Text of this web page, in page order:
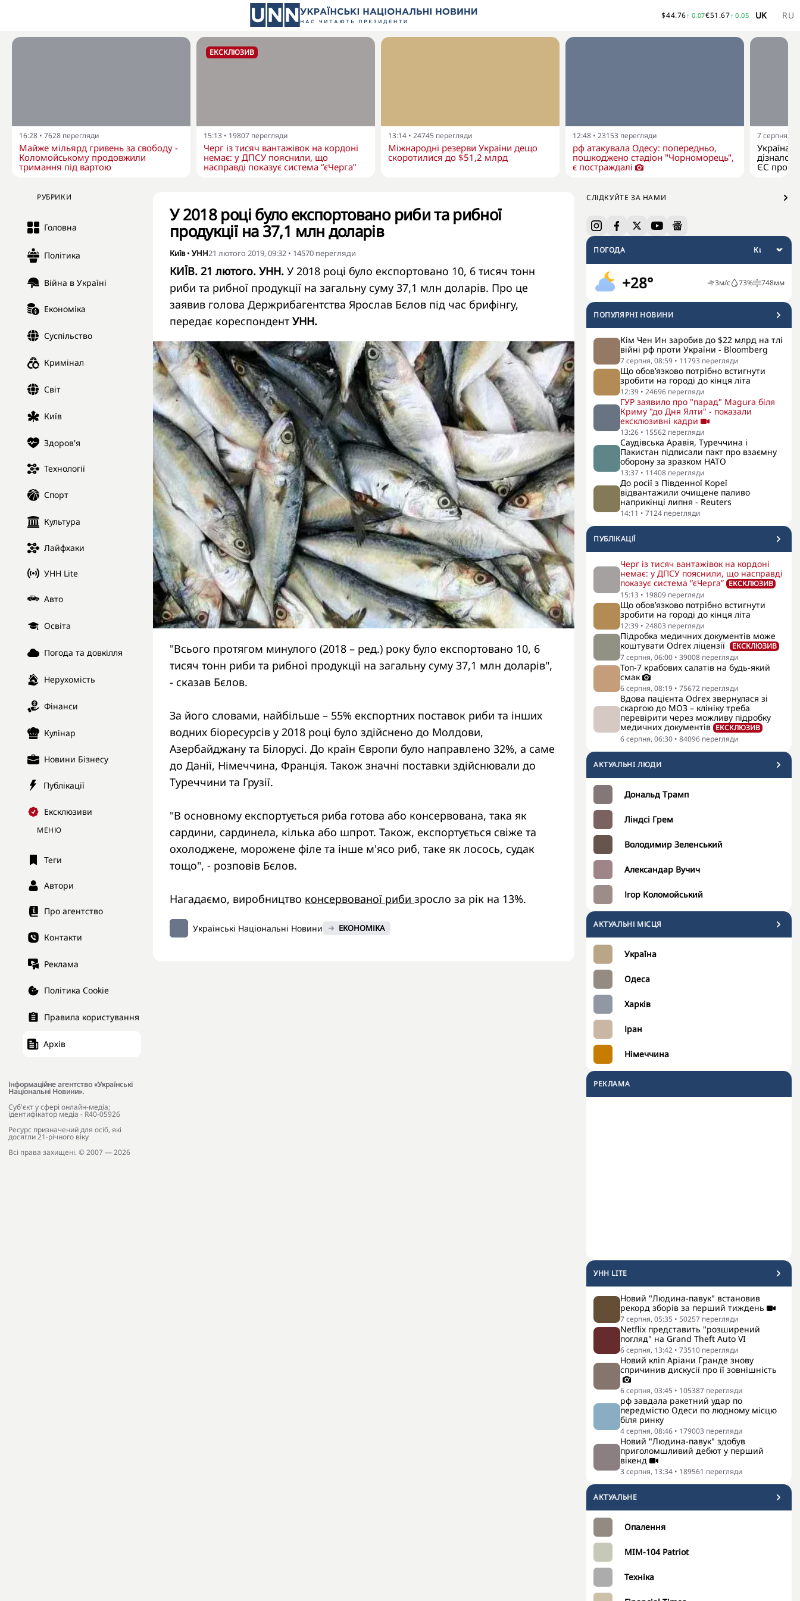
$44.76↑ 0.07€51.67↑ 0.05 UK RU
16:28 • 7628 перегляди
Майже мільярд гривень за свободу -
Коломойському продовжили
тримання під вартою
ЕКСКЛЮЗИВ
15:13 • 19807 перегляди
Черг із тисяч вантажівок на кордоні
немає: у ДПСУ пояснили, що
насправді показує система “єЧерга”
13:14 • 24745 перегляди
Міжнародні резерви України дещо
скоротилися до $51,2 млрд
12:48 • 23153 перегляди
рф атакувала Одесу: попередньо,
пошкоджено стадіон "Чорноморець",
є постраждалі
7 серпня,
Україна
ЄС про
РУБРИКИ
Головна
Політика
Війна в Україні
Економіка
Суспільство
Кримінал
Світ
Київ
Здоров'я
Технології
Спорт
Культура
Лайфхаки
УНН Lite
Авто
Освіта
Погода та довкілля
Нерухомість
Фінанси
Кулінар
Новини Бізнесу
Публікації
Ексклюзиви
МЕНЮ
Теги
Автори
Про агентство
Контакти
Реклама
Політика Cookie
Правила користування
Архів
Інформаційне агентство «Українські
Національні Новини».
Cуб'єкт у сфері онлайн-медіа;
ідентифікатор медіа - R40-05926
Ресурс призначений для осіб, які
досягли 21-річного віку
Всі права захищені. © 2007 — 2026
СЛІДКУЙТЕ ЗА НАМИ
ПОГОДА
+28° 3м/с 73% 748мм
ПОПУЛЯРНI НОВИНИ
Кім Чен Ин заробив до $22 млрд на тлі
війні рф проти України - Bloomberg
7 серпня, 08:59 • 11793 перегляди
Що обов’язково потрібно встигнути
зробити на городі до кінця літа
12:39 • 24696 перегляди
ГУР заявило про "парад" Magura біля
Криму "до Дня Ялти" - показали
ексклюзивні кадри
13:26 • 15562 перегляди
Саудівська Аравія, Туреччина і
Пакистан підписали пакт про взаємну
оборону за зразком НАТО
13:37 • 11408 перегляди
До росії з Південної Кореї
відвантажили очищене паливо
наприкінці липня - Reuters
14:11 • 7124 перегляди
ПУБЛІКАЦІЇ
Черг із тисяч вантажівок на кордоні
немає: у ДПСУ пояснили, що насправді
показує система “єЧерга” ЕКСКЛЮЗИВ
15:13 • 19809 перегляди
Що обов’язково потрібно встигнути
зробити на городі до кінця літа
12:39 • 24803 перегляди
Підробка медичних документів може
коштувати Odrex ліцензії
ЕКСКЛЮЗИВ
7 серпня, 06:00 • 39008 перегляди
Топ-7 крабових салатів на будь-який
смак
6 серпня, 08:19 • 75672 перегляди
Вдова пацієнта Odrex звернулася зі
скаргою до МОЗ – клініку треба
перевірити через можливу підробку
медичних документів ЕКСКЛЮЗИВ
6 серпня, 06:30 • 84096 перегляди
АКТУАЛЬНI ЛЮДИ
Дональд Трамп
Ліндсі Грем
Володимир Зеленський
Александар Вучич
Ігор Коломойський
АКТУАЛЬНІ МІСЦЯ
Україна
Одеса
Харків
Іран
Німеччина
РЕКЛАМА
УНН LITE
Новий "Людина-павук" встановив
рекорд зборів за перший тиждень
7 серпня, 05:35 • 50257 перегляди
Netflix представить "розширений
погляд" на Grand Theft Auto VI
6 серпня, 13:42 • 73510 перегляди
Новий кліп Аріани Гранде знову
спричинив дискусії про її зовнішність
6 серпня, 03:45 • 105387 перегляди
рф завдала ракетний удар по
передмістю Одеси по людному місцю
біля ринку
4 серпня, 08:46 • 179003 перегляди
Новий "Людина-павук" здобув
приголомшливий дебют у перший
вікенд
3 серпня, 13:34 • 189561 перегляди
АКТУАЛЬНЕ
Опалення
MIM-104 Patriot
Техніка
У 2018 році було експортовано риби та рибної
продукції на 37,1 млн доларів
Київ• УНН21 лютого 2019, 09:32 • 14570 перегляди
КИЇВ. 21 лютого. УНН. У 2018 році було експортовано 10, 6 тисяч тонн
риби та рибної продукції на загальну суму 37,1 млн доларів. Про це
заявив голова Держрибагентства Ярослав Бєлов під час брифінгу,
передає кореспондент УНН.
"Всього протягом минулого (2018 – ред.) року було експортовано 10, 6
тисяч тонн риби та рибної продукції на загальну суму 37,1 млн доларів",
- сказав Бєлов.
За його словами, найбільше – 55% експортних поставок риби та інших
водних біоресурсів у 2018 році було здійснено до Молдови,
Азербайджану та Білорусі. До країн Європи було направлено 32%, а саме
до Данії, Німеччина, Франція. Також значні поставки здійснювали до
Туреччини та Грузії.
"В основному експортується риба готова або консервована, така як
сардини, сардинела, кілька або шпрот. Також, експортується свіже та
охолоджене, морожене філе та інше м'ясо риб, таке як лосось, судак
тощо", - розповів Бєлов.
Нагадаємо, виробництво консервованої риби зросло за рік на 13%.
Українські Національні Новини ЕКОНОМІКА